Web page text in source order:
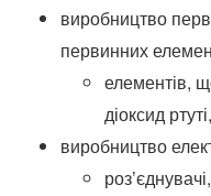
виробництво
первинних
елементів,
діоксид
виробництво